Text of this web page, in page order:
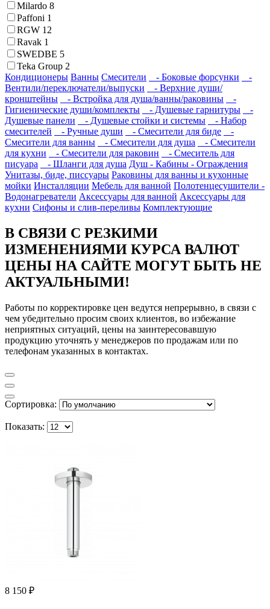
Milardo 8
Paffoni 1
RGW 12
Ravak 1
SWEDBE 5
Teka Group 2
Кондиционеры Ванны Смесители - Боковые форсунки
-
Вентили/переключатели/выпуски
- Верхние души/
кронштейны
- Встройка для душа/ванны/раковины
-
Гигиенические души/комплекты
- Душевые гарнитуры
-
Душевые панели
- Душевые стойки и системы
- Набор
смесителей
- Ручные души - Смесители для биде
-
Смесители для ванны
- Смесители для душа
- Смесители
для кухни
- Смесители для раковин
- Смеситель для
писуара
- Шланги для душа Душ - Кабины - Ограждения
Унитазы, биде, писсуары Раковины для ванны и кухонные
мойки Инсталляции Мебель для ванной Полотенцесушители -
Водонагреватели Аксессуары для ванной Аксессуары для
кухни Сифоны и слив-переливы Комплектующие
В СВЯЗИ С РЕЗКИМИ
ИЗМЕНЕНИЯМИ КУРСА ВАЛЮТ
ЦЕНЫ НА САЙТЕ МОГУТ БЫТЬ НЕ
АКТУАЛЬНЫМИ!
Работы по корректировке цен ведутся непрерывно, в связи с
чем убедительно просим своих клиентов, во избежание
неприятных ситуаций, цены на заинтересовавшую
продукцию уточнять у менеджеров по продажам или по
телефонам указанных в контактах.
Сортировка:
Показать:
8 150 ₽